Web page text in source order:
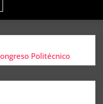
Politécnico